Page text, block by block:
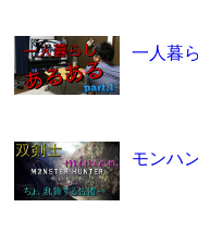
一人暮
モンハ